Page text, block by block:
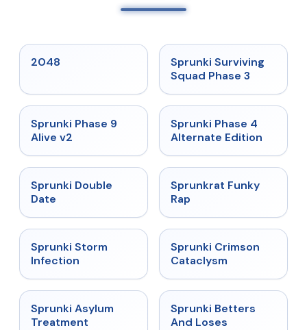
2048 ★ 4.7
Sprunki Surviving
Squad Phase 3
★
Sprunki Phase 9
Alive v2
★
Sprunki Phase 4
Alternate Edition
★
Sprunki Double
Date
★ 4.7
Sprunkrat Funky
Rap
★
Sprunki Storm
Infection
★ 4.7
Sprunki Crimson
Cataclysm
★
Sprunki Asylum
Treatment
★
Sprunki Betters
And Loses